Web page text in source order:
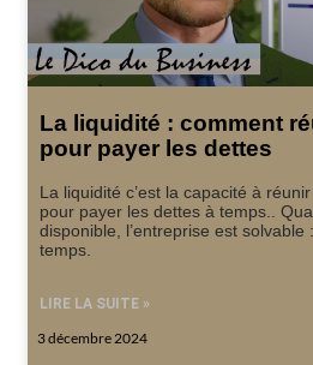
La liquidité : comment
pour payer les dettes
La liquidité c’est la capacité à
pour payer les dettes à temps..
disponible, l’entreprise est
temps.
LIRE LA SUITE »
3 décembre 2024